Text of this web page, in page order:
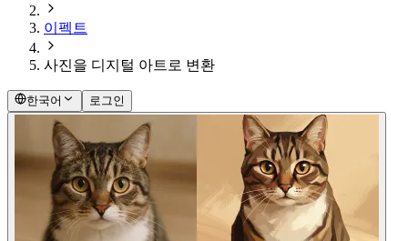
이펙트
사진을 디지털 아트로 변환
한국어 로그인